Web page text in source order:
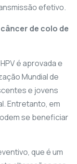
efetivo.
de colo de
é aprovada e
Mundial de
e jovens
Entretanto, em
se beneficiar
que é um